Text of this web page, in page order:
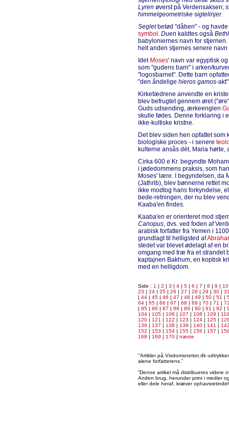
Lyren øverst på Verdensaksen;
himmelgeometriske sigtelinjer.
Segletbetød "dåben" - og
symbol . Duen kaldtes også
babyloniernes navn for
helt anden stjernes senere navn
IdetMoses' navn var egyptisk
som "gudens barn" i arken/
"logosbarnet". Dette barn
"den åndelige hieros gamos-
Kirkefædrene anvendte en
blev befrugtet gennem øret
Guds udsending, ærkeenglen
skulle fødes. Denne forklaring i
ikke-kultiske kristne.
Det blev siden hen opfattet som
biologiske proces - i senere
kulterne ansås dét, Maria hørte,
Cirka 600 e.Kr. begyndte
i jødedommens praksis, som
Moses' lære. I begyndelsen, da
(Jathrib), blev bønnerne rettet
ikke modtog hans forkyndelse,
bede-retningen, der nu blev
Kaaba'en findes.
Kaaba'en er orienteret mod
Canopus, dvs. ved foden af
arabisk forfatter fra Yemen i
grundlagt til helligsted af
stedet var blevet ødelagt af en
omgang med træ fra et strandet
kaptajnen Bakhum, en koptisk
med en helligdom.
Side : 1 | 2 | 3 | 4 | 5 | 6 | 7 | 8 | 9 | 10
23 | 24 | 25 | 26 | 27 | 28 | 29 | 30 |
| 44 | 45 | 46 | 47 | 48 | 49 | 50 | 51 |
64 | 65 | 66 | 67 | 68 | 69 | 70 | 71 |
| 85 | 86 | 87 | 88 | 89 | 90 | 91 | 92 |
104 | 105 | 106 | 107 | 108 | 109 | 110
120 | 121 | 122 | 123 | 124 | 125 |
136 | 137 | 138 | 139 | 140 | 141 |
152 | 153 | 154 | 155 | 156 | 157 |
168 | 169 | 170 | næste
"Artikler på Visdomsnettet.dk
alene forfatterens.”
”Denne artikel må distribueres videre
Anden brug, herunder print i medier
eller dele heraf, kræver